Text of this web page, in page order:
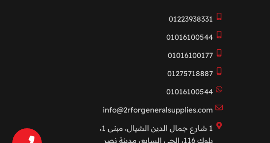
01223938331
01016100544
01016100177
01275718887
01016100544
info@2rforgeneralsupplies.com
1 شارع جمال الدين الشيال، مبنى 1،
بلوك 116، الحي السابع، مدينة نصر